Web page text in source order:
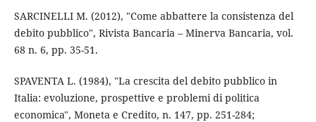
SARCINELLI M. (2012), "Come abbattere la consistenza del
debito pubblico", Rivista Bancaria – Minerva Bancaria, vol.
68 n. 6, pp. 35-51.
SPAVENTA L. (1984), "La crescita del debito pubblico in
Italia: evoluzione, prospettive e problemi di politica
economica", Moneta e Credito, n. 147, pp. 251-284;